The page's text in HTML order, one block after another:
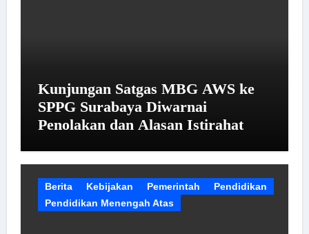
Kunjungan Satgas MBG AWS ke
SPPG Surabaya Diwarnai
Penolakan dan Alasan Istirahat
Berita Kebijakan Pemerintah
Pendidikan
Pendidikan Menengah Atas